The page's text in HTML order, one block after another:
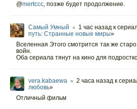
@mertccc, позже будет продолжение.
Самый Умный ○ 1 час назад к
путь: Странные новые миры»
Вселенная Этого смотрится так же
войн.
Оба сериала тянут на кино для
vera.kabaewa ○ 2 часа назад к
любовь»
Отличный фильм